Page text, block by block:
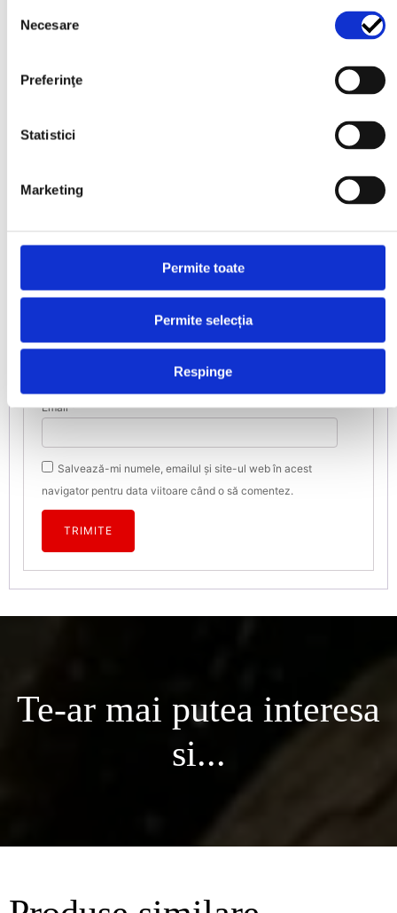
consimțământului
Necesare
Preferinţe
Statistici
Marketing
Permite toate
Permite selecția
Respinge
bielete stabilizatoare ranforsate, cu bucșe
Adresa ta de email nu va fi publicată.
Evaluarea ta
Nume*
Email*
Salvează-mi numele, emailul și site-ul web în acest
navigator pentru data viitoare când o să comentez.
Te-ar mai putea interesa
si...